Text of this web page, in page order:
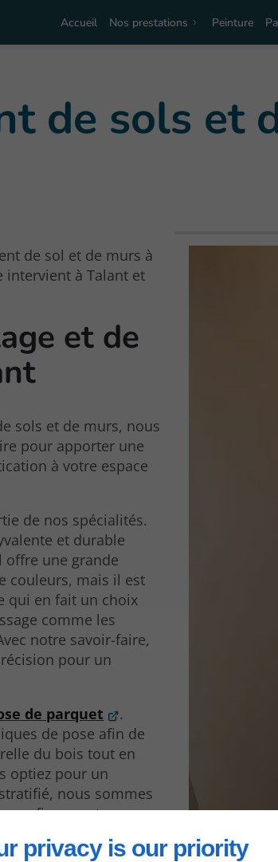
privacy is our priority
Accueil Nos prestations Peinture
de sols et
de sol et de murs à
intervient à Talant et
et de
sols et de murs, nous
pour apporter une
à votre espace
de nos spécialités.
et durable
offre une grande
couleurs, mais il est
qui en fait un choix
comme les
notre savoir-faire,
pour un
de parquet
.
de pose afin de
du bois tout en
optiez pour un
nous sommes
finesse et